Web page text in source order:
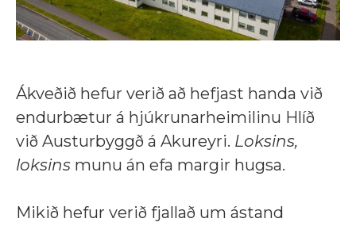
Ákveðið hefur verið að hefjast handa við
endurbætur á hjúkrunarheimilinu Hlíð
við Austurbyggð á Akureyri. Loksins,
loksins munu án efa margir hugsa.
Mikið hefur verið fjallað um ástand